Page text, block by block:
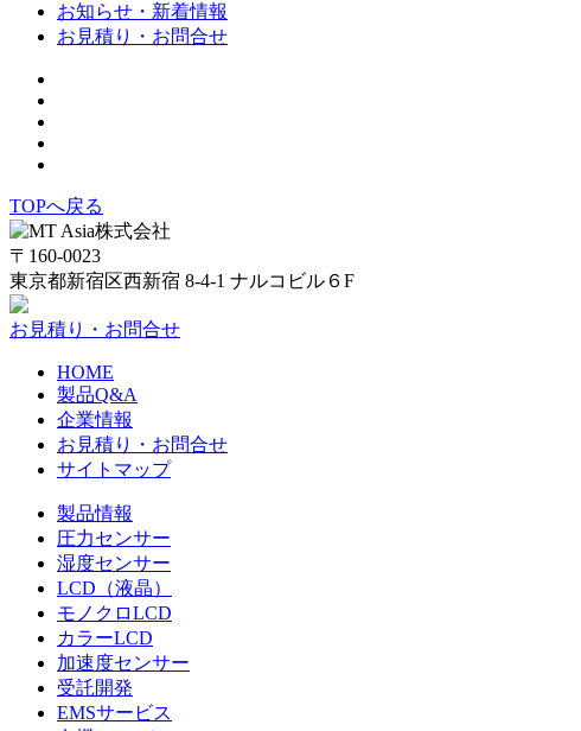
お知らせ・新着情報
お見積り・お問合せ
TOPへ戻る
〒160-0023
東京都新宿区西新宿 8-4-1 ナルコビル６F
お見積り・お問合せ
HOME
製品Q&A
企業情報
お見積り・お問合せ
サイトマップ
製品情報
圧力センサー
湿度センサー
LCD（液晶）
モノクロLCD
カラーLCD
加速度センサー
受託開発
EMSサービス